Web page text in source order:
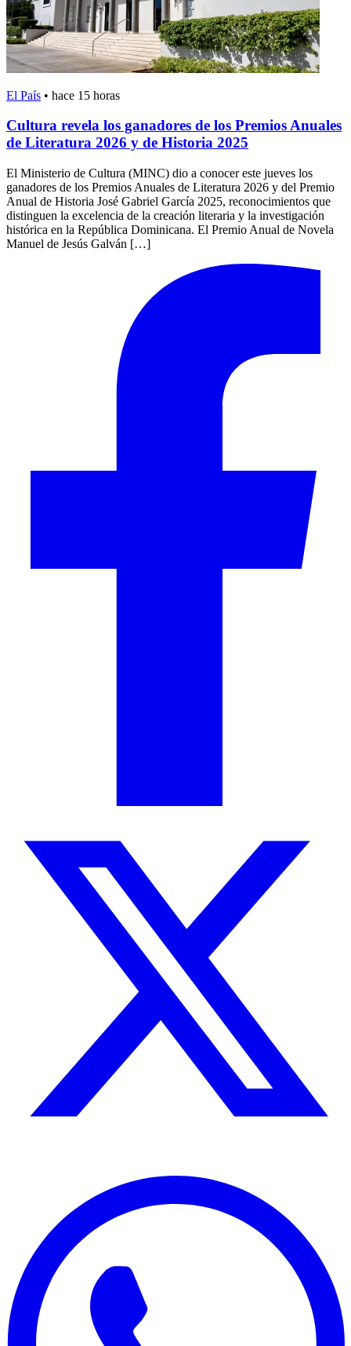
El País • hace 15 horas
Cultura revela los ganadores de los Premios Anuales
de Literatura 2026 y de Historia 2025
El Ministerio de Cultura (MINC) dio a conocer este jueves los
ganadores de los Premios Anuales de Literatura 2026 y del Premio
Anual de Historia José Gabriel García 2025, reconocimientos que
distinguen la excelencia de la creación literaria y la investigación
histórica en la República Dominicana. El Premio Anual de Novela
Manuel de Jesús Galván […]